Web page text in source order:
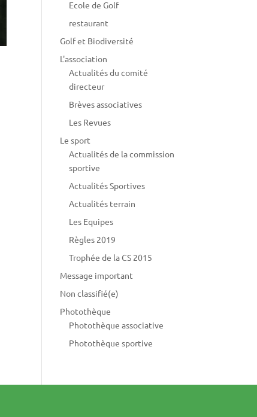
Ecole de Golf
restaurant
Golf et Biodiversité
L'association
Actualités du comité
directeur
Brèves associatives
Les Revues
Le sport
Actualités de la commission
sportive
Actualités Sportives
Actualités terrain
Les Equipes
Règles 2019
Trophée de la CS 2015
Message important
Non classifié(e)
Photothèque
Photothèque associative
Photothèque sportive